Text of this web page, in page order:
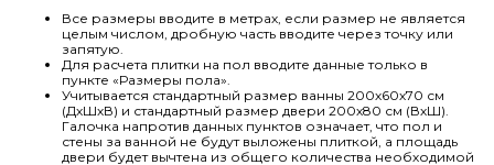
Все размеры вводите в метрах, если размер не является
целым числом, дробную часть вводите через точку или
запятую.
Для расчета плитки на пол вводите данные только в
пункте «Размеры пола».
Учитывается стандартный размер ванны 200х60х70 см
(ДхШхВ) и стандартный размер двери 200х80 см (ВхШ).
Галочка напротив данных пунктов означает, что пол и
стены за ванной не будут выложены плиткой, а площадь
двери будет вычтена из общего количества необходимой